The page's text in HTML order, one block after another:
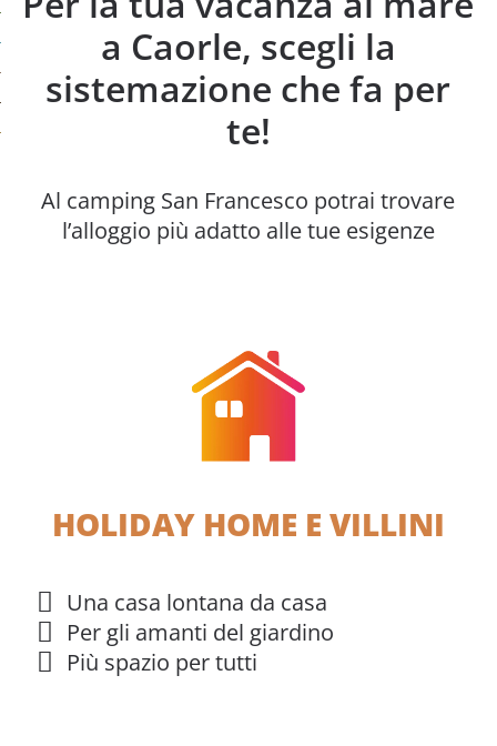
a Caorle, scegli la
sistemazione che fa per
te!
Al camping San Francesco potrai trovare
l’alloggio più adatto alle tue esigenze
HOLIDAY HOME E VILLINI
Una casa lontana da casa
Per gli amanti del giardino
Più spazio per tutti